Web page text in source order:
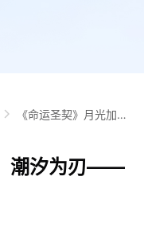
《命运圣契》月光加
潮汐为刃——